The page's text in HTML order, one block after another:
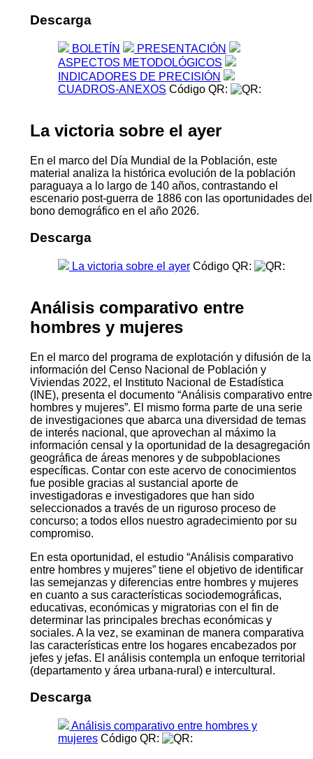
Descarga
BOLETÍN
PRESENTACIÓN
ASPECTOS METODOLÓGICOS
INDICADORES DE PRECISIÓN
CUADROS-ANEXOS Código QR:
La victoria sobre el ayer
En el marco del Día Mundial de la Población, este
material analiza la histórica evolución de la población
paraguaya a lo largo de 140 años, contrastando el
escenario post-guerra de 1886 con las oportunidades del
bono demográfico en el año 2026.
Descarga
La victoria sobre el ayer Código QR:
Análisis comparativo entre
hombres y mujeres
En el marco del programa de explotación y difusión de la
información del Censo Nacional de Población y
Viviendas 2022, el Instituto Nacional de Estadística
(INE), presenta el documento “Análisis comparativo entre
hombres y mujeres”. El mismo forma parte de una serie
de investigaciones que abarca una diversidad de temas
de interés nacional, que aprovechan al máximo la
información censal y la oportunidad de la desagregación
geográfica de áreas menores y de subpoblaciones
específicas. Contar con este acervo de conocimientos
fue posible gracias al sustancial aporte de
investigadoras e investigadores que han sido
seleccionados a través de un riguroso proceso de
concurso; a todos ellos nuestro agradecimiento por su
compromiso.
En esta oportunidad, el estudio “Análisis comparativo
entre hombres y mujeres” tiene el objetivo de identificar
las semejanzas y diferencias entre hombres y mujeres
en cuanto a sus características sociodemográficas,
educativas, económicas y migratorias con el fin de
determinar las principales brechas económicas y
sociales. A la vez, se examinan de manera comparativa
las características entre los hogares encabezados por
jefes y jefas. El análisis contempla un enfoque territorial
(departamento y área urbana-rural) e intercultural.
Descarga
Análisis comparativo entre hombres y
mujeres Código QR: